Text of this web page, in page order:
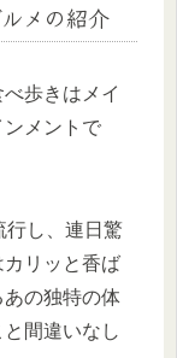
メの紹介
歩きはメイ
ンメントで
行し、連日驚
カリッと香ば
あの独特の体
間違いなし